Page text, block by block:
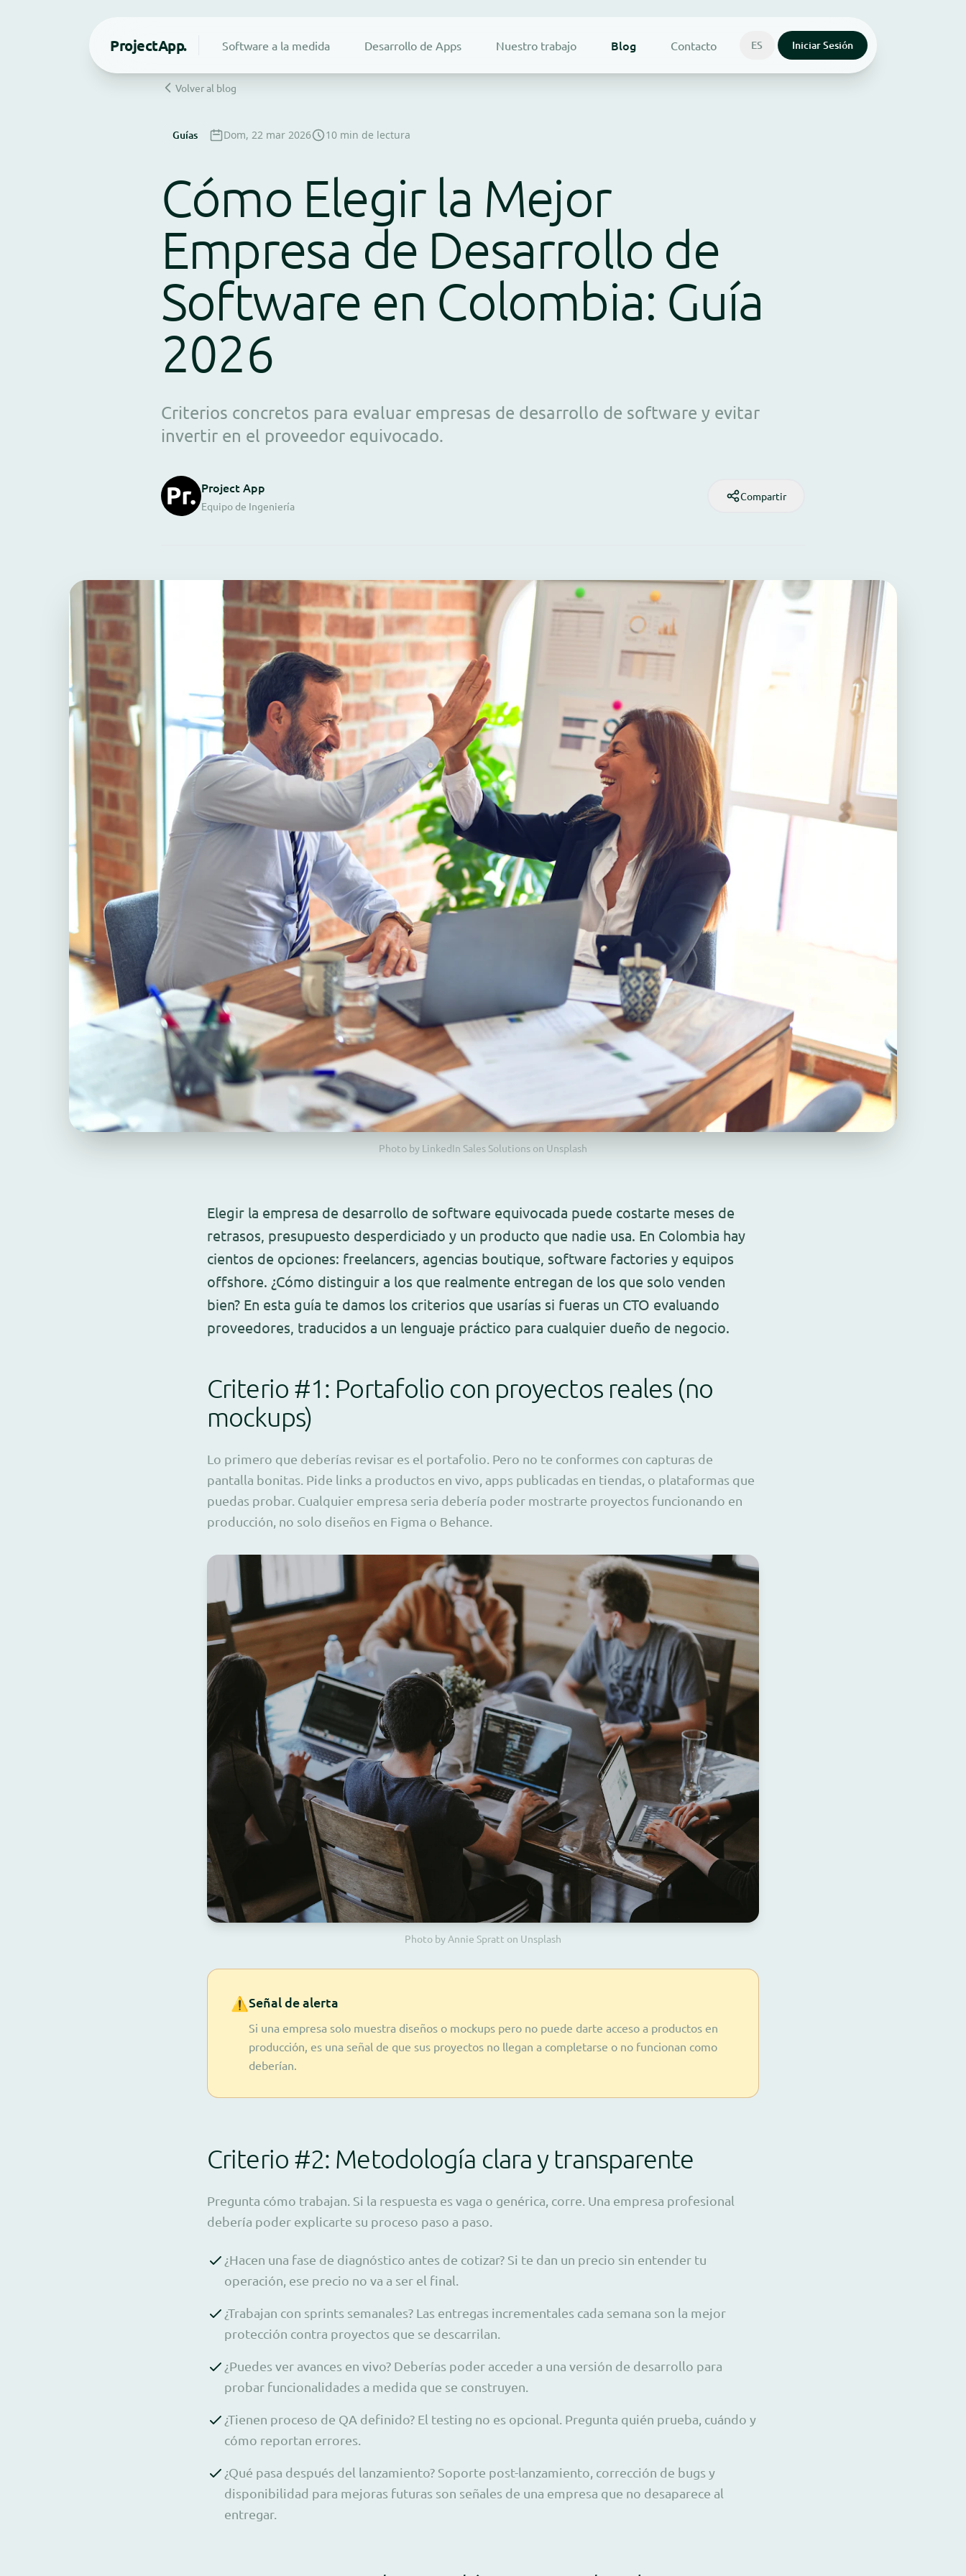
ProjectApp. Software a la medida Desarrollo de Apps Nuestro trabajo Blog Contacto ES Iniciar Sesión
Volver al blog
Guías Dom, 22 mar 2026 10 min de lectura
Cómo Elegir la Mejor
Empresa de Desarrollo de
Software en Colombia: Guía
2026
Criterios concretos para evaluar empresas de desarrollo de software y evitar
invertir en el proveedor equivocado.
Project App
Equipo de Ingeniería
Compartir
Photo by LinkedIn Sales Solutions on Unsplash
Elegir la empresa de desarrollo de software equivocada puede costarte meses de
retrasos, presupuesto desperdiciado y un producto que nadie usa. En Colombia hay
cientos de opciones: freelancers, agencias boutique, software factories y equipos
offshore. ¿Cómo distinguir a los que realmente entregan de los que solo venden
bien? En esta guía te damos los criterios que usarías si fueras un CTO evaluando
proveedores, traducidos a un lenguaje práctico para cualquier dueño de negocio.
Criterio #1: Portafolio con proyectos reales (no
mockups)
Lo primero que deberías revisar es el portafolio. Pero no te conformes con capturas de
pantalla bonitas. Pide links a productos en vivo, apps publicadas en tiendas, o plataformas que
puedas probar. Cualquier empresa seria debería poder mostrarte proyectos funcionando en
producción, no solo diseños en Figma o Behance.
Photo by Annie Spratt on Unsplash
⚠️Señal de alerta
Si una empresa solo muestra diseños o mockups pero no puede darte acceso a productos en
producción, es una señal de que sus proyectos no llegan a completarse o no funcionan como
deberían.
Criterio #2: Metodología clara y transparente
Pregunta cómo trabajan. Si la respuesta es vaga o genérica, corre. Una empresa profesional
debería poder explicarte su proceso paso a paso.
¿Hacen una fase de diagnóstico antes de cotizar? Si te dan un precio sin entender tu
operación, ese precio no va a ser el final.
¿Trabajan con sprints semanales? Las entregas incrementales cada semana son la mejor
protección contra proyectos que se descarrilan.
¿Puedes ver avances en vivo? Deberías poder acceder a una versión de desarrollo para
probar funcionalidades a medida que se construyen.
¿Tienen proceso de QA definido? El testing no es opcional. Pregunta quién prueba, cuándo y
cómo reportan errores.
¿Qué pasa después del lanzamiento? Soporte post-lanzamiento, corrección de bugs y
disponibilidad para mejoras futuras son señales de una empresa que no desaparece al
entregar.